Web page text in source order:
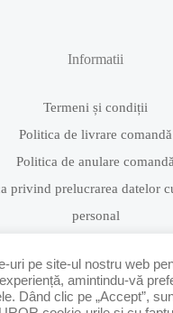
Informatii
Termeni și condiții
Politica de livrare comandă
Politica de anulare comandă
privind prelucrarea datelor
personal
uri pe site-ul nostru web
amintindu-vă
Dând clic pe „Accept”,